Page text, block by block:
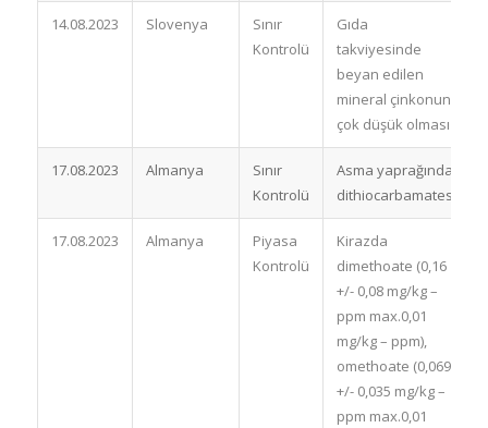
14.08.2023 Slovenya
Sınır
Kontrolü
Gıda
takviyesinde
beyan edilen
mineral çinkonun
çok düşük olması
17.08.2023 Almanya
Sınır
Kontrolü
Asma yaprağında
dithiocarbamates
17.08.2023 Almanya
Piyasa
Kontrolü
Kirazda
dimethoate (0,16
+/- 0,08 mg/kg –
ppm max.0,01
mg/kg – ppm),
omethoate (0,069
+/- 0,035 mg/kg –
ppm max.0,01